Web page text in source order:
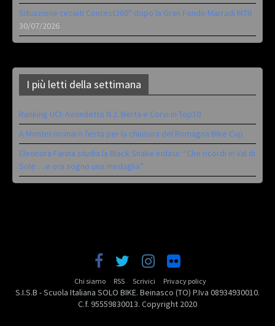
Situazione circuiti Contest360° dopo la Gran Fondo Marradi MTB
30/07/2026
I più letti della settimana
Ranking UCI: Avondetto N.2. Berta e Corvi in Top10
A Montecoronaro festa per la chiusura del Romagna Bike Cup
Eleonora Farina studia la Black Snake iridata: “Che ricordi in Val di
Sole… e ora sogno una medaglia”
Chi siamo RSS Scrivici Privacy policy
S.I.S.B - Scuola Italiana SOLO BIKE. Beinasco (TO) P.Iva 08934930010.
C.f. 95559830013. Copyright 2020